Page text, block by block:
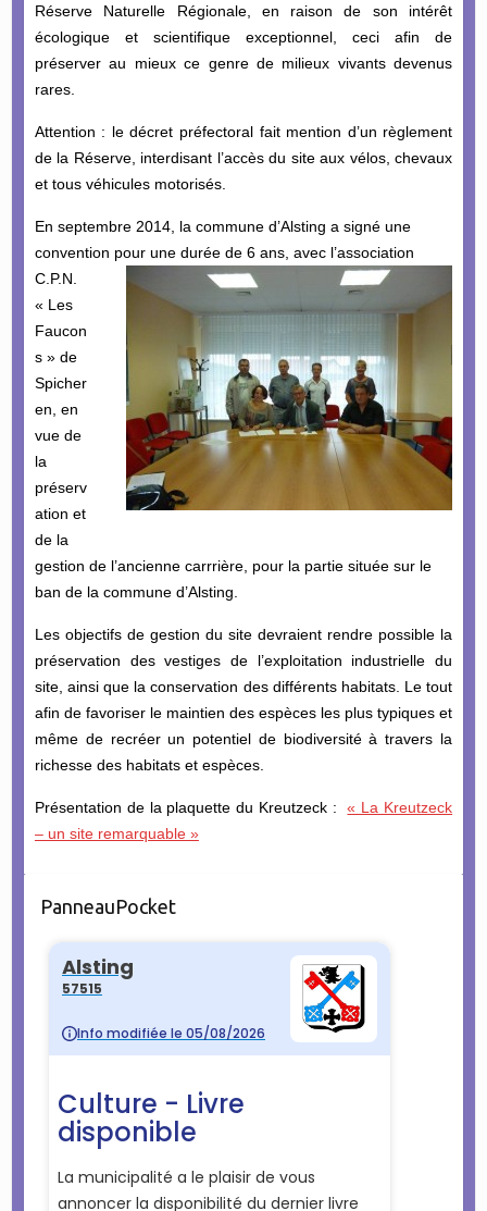
Réserve Naturelle Régionale, en raison de son intérêt
écologique et scientifique exceptionnel, ceci afin de
préserver au mieux ce genre de milieux vivants devenus
rares.
Attention : le décret préfectoral fait mention d’un règlement
de la Réserve, interdisant l’accès du site aux vélos, chevaux
et tous véhicules motorisés.
En septembre 2014, la commune d’Alsting a signé une
convention pour une durée de 6ans, avec l’association
C.P.N.
« Les
Faucon
s » de
Spicher
en, en
vue de
la
préserv
ation et
de la
gestion de l’ancienne carrrière, pour la partie située sur le
ban de la commune d’Alsting.
Les objectifs de gestion du site devraient rendre possible la
préservation des vestiges de l’exploitation industrielle du
site, ainsi que la conservation des différents habitats. Le tout
afin de favoriser le maintien des espèces les plus typiques et
même de recréer un potentiel de biodiversité à travers la
richesse des habitats et espèces.
Présentation de la plaquette du Kreutzeck :« La Kreutzeck
– un site remarquable »
PanneauPocket